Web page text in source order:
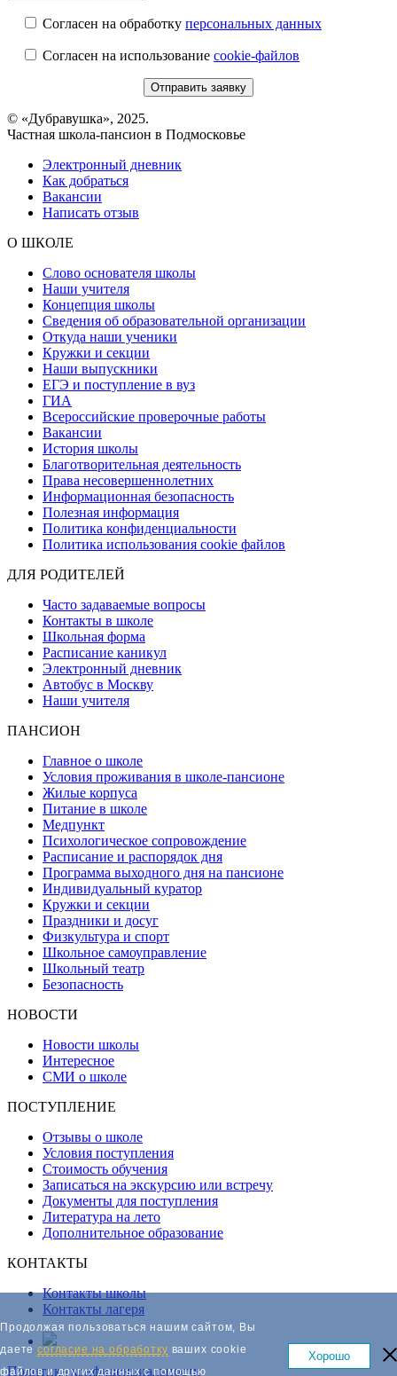
Согласен на обработку персональных данных
Согласен на использование cookie-файлов
© «Дубравушка», 2025.
Частная школа-пансион в Подмосковье
Электронный дневник
Как добраться
Вакансии
Написать отзыв
О ШКОЛЕ
Слово основателя школы
Наши учителя
Концепция школы
Сведения об образовательной организации
Откуда наши ученики
Кружки и секции
Наши выпускники
ЕГЭ и поступление в вуз
ГИА
Всероссийские проверочные работы
Вакансии
История школы
Благотворительная деятельность
Права несовершеннолетних
Информационная безопасность
Полезная информация
Политика конфиденциальности
Политика использования cookie файлов
ДЛЯ РОДИТЕЛЕЙ
Часто задаваемые вопросы
Контакты в школе
Школьная форма
Расписание каникул
Электронный дневник
Автобус в Москву
Наши учителя
ПАНСИОН
Главное о школе
Условия проживания в школе-пансионе
Жилые корпуса
Питание в школе
Медпункт
Психологическое сопровождение
Расписание и распорядок дня
Программа выходного дня на пансионе
Индивидуальный куратор
Кружки и секции
Праздники и досуг
Физкультура и спорт
Школьное самоуправление
Школьный театр
Безопасность
НОВОСТИ
Новости школы
Интересное
СМИ о школе
ПОСТУПЛЕНИЕ
Отзывы о школе
Условия поступления
Стоимость обучения
Записаться на экскурсию или встречу
Документы для поступления
Литература на лето
Дополнительное образование
КОНТАКТЫ
Контакты школы
Контакты лагеря
Политика конфиденциальности
Продолжая пользоваться нашим сайтом, Вы
даетесогласие на обработку ваших cookie
файлов и других данных с помощью
Хорошо